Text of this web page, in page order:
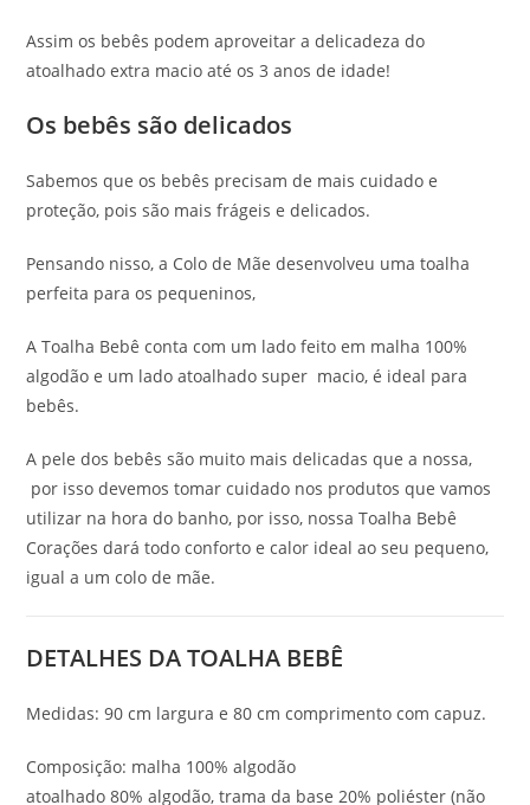
Assim os bebês podem aproveitar a delicadeza do
atoalhado extra macio até os 3 anos de idade!
Os bebês são delicados
Sabemos que os bebês precisam de mais cuidado e
proteção, pois são mais frágeis e delicados.
Pensando nisso, a Colo de Mãe desenvolveu uma toalha
perfeita para os pequeninos,
A Toalha Bebê conta com um lado feito em malha 100%
algodão e um lado atoalhado super macio, é ideal para
bebês.
A pele dos bebês são muito mais delicadas que a nossa,
por isso devemos tomar cuidado nos produtos que vamos
utilizar na hora do banho, por isso, nossa Toalha Bebê
Corações dará todo conforto e calor ideal ao seu pequeno,
igual a um colo de mãe.
DETALHES DA TOALHA BEBÊ
Medidas: 90 cm largura e 80 cm comprimento com capuz.
Composição: malha 100% algodão
atoalhado 80% algodão, trama da base 20% poliéster (não